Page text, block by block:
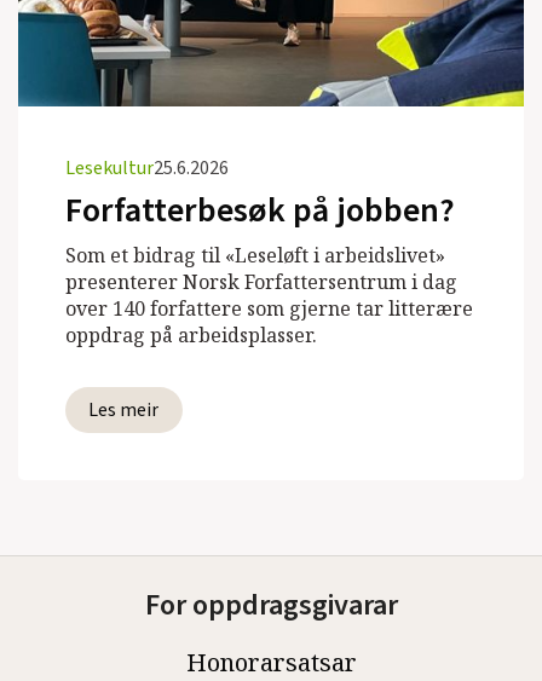
Lesekultur25.6.2026
Forfatterbesøk på jobben?
Som et bidrag til «Leseløft i arbeidslivet»
presenterer Norsk Forfattersentrum i dag
over 140 forfattere som gjerne tar litterære
oppdrag på arbeidsplasser.
Les meir
For oppdragsgivarar
Honorarsatsar